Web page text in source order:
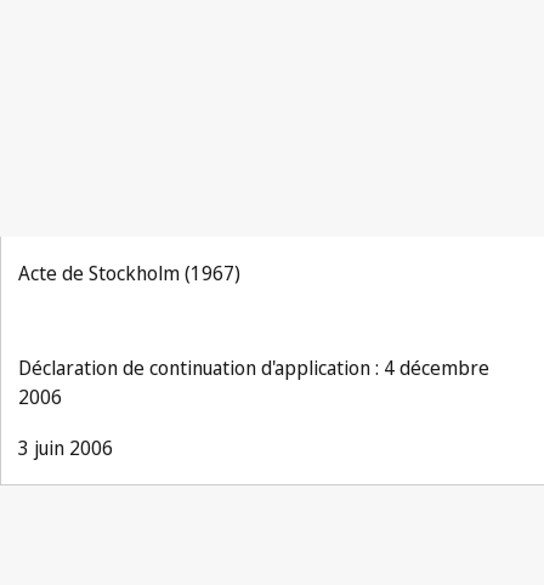
Acte de Stockholm (1967)
Déclaration de continuation d'application : 4 décembre
2006
3 juin 2006